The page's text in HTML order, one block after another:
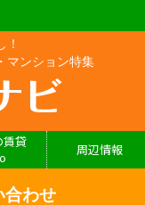
！
マンション特集
賃貸
周辺情報
合わせ